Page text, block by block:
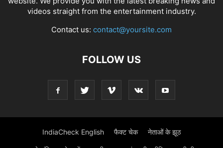
videos straight from the entertainment industry.
Contact us: contact@yoursite.com
FOLLOW US
IndiaCheck English फैक्ट चेक नेताओं के झूठ